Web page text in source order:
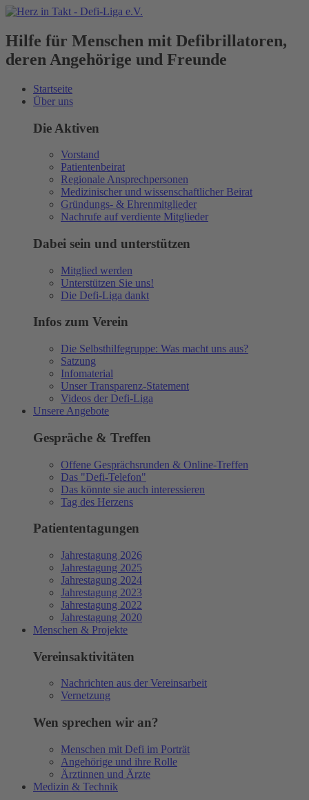
Hilfe für Menschen mit Defibrillatoren,
deren Angehörige und Freunde
Startseite
Über uns
Die Aktiven
Vorstand
Patientenbeirat
Regionale Ansprechpersonen
Medizinischer und wissenschaftlicher Beirat
Gründungs- & Ehrenmitglieder
Nachrufe auf verdiente Mitglieder
Dabei sein und unterstützen
Mitglied werden
Unterstützen Sie uns!
Die Defi-Liga dankt
Infos zum Verein
Die Selbsthilfegruppe: Was macht uns aus?
Satzung
Infomaterial
Unser Transparenz-Statement
Videos der Defi-Liga
Unsere Angebote
Gespräche & Treffen
Offene Gesprächsrunden & Online-Treffen
Das "Defi-Telefon"
Das könnte sie auch interessieren
Tag des Herzens
Patiententagungen
Jahrestagung 2026
Jahrestagung 2025
Jahrestagung 2024
Jahrestagung 2023
Jahrestagung 2022
Jahrestagung 2020
Menschen & Projekte
Vereinsaktivitäten
Nachrichten aus der Vereinsarbeit
Vernetzung
Wen sprechen wir an?
Menschen mit Defi im Porträt
Angehörige und ihre Rolle
Ärztinnen und Ärzte
Medizin & Technik